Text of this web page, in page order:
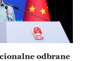
odbrane